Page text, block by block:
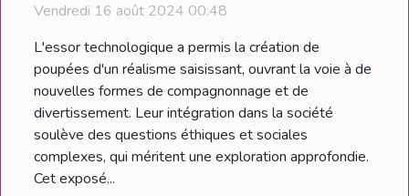
Vendredi 16 août 2024 00:48
L'essor technologique a permis la création de
poupées d'un réalisme saisissant, ouvrant la voie à de
nouvelles formes de compagnonnage et de
divertissement. Leur intégration dans la société
soulève des questions éthiques et sociales
complexes, qui méritent une exploration approfondie.
Cet exposé...